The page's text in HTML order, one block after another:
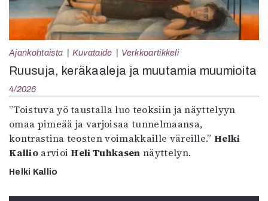
Ajankohtaista Kuvataide Verkkoartikkeli
Ruusuja, keräkaaleja ja muutamia muumioita
4/2026
”Toistuva yö taustalla luo teoksiin ja näyttelyyn
omaa pimeää ja varjoisaa tunnelmaansa,
kontrastina teosten voimakkaille väreille.”Helki
KallioarvioiHeli Tuhkasen näyttelyn.
Helki Kallio